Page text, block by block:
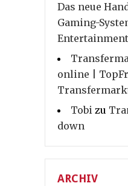
Das neue
Gaming-
online |
Tobi zu
down
ARCHIV